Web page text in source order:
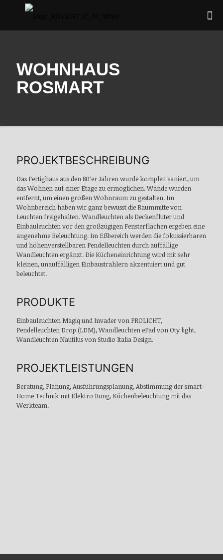
WOHNHAUS
ROSMART
PROJEKTBESCHREIBUNG
Das Fertighaus aus den 80‘er Jahren wurde komplett saniert, um
das Wohnen auf einer Etage zu ermöglichen. Wände wurden
entfernt, um einen großen Wohnraum zu gestalten. Im
Wohnbereich haben wir ganz bewusst die Raummitte von
Leuchten freigehalten. Wandleuchten als Deckenfluter und
Einbauleuchten vor den großzügigen Fensterflächen ergeben eine
angenehme Beleuchtung. Im Eßbereich werden die fokussierbaren
und höhenverstellbaren Pendelleuchten durch auffällige
Wandleuchten ergänzt. Die Kücheneinrichtung wird mit sehr
kleinen, unauffälligen Einbaustrahlern akzentuiert und gut
beleuchtet.
PRODUKTE
Einbauleuchten Magiq und Invader von PROLICHT,
Pendelleuchten Drop (LDM), Wandleuchten ePad von Oty light,
Wandleuchten Nautilus von Studio Italia Design.
PROJEKTLEISTUNGEN
Beratung, Planung, Ausführungsplanung, Abstimmung der smart-
Home Technik mit Elektro Bung, Küchenbeleuchtung mit das
Werkteam.